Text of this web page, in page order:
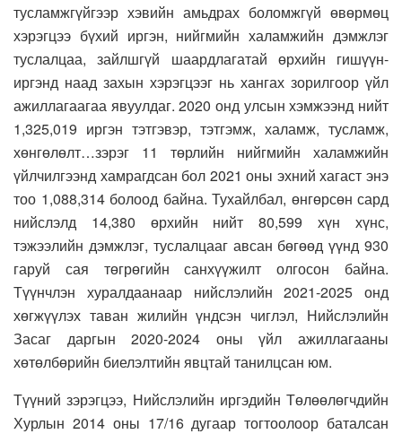
тусламжгүйгээр хэвийн амьдрах боломжгүй өвөрмөц
хэрэгцээ бүхий иргэн, нийгмийн халамжийн дэмжлэг
туслалцаа, зайлшгүй шаардлагатай өрхийн гишүүн-
иргэнд наад захын хэрэгцээг нь хангах зорилгоор үйл
ажиллагаагаа явуулдаг. 2020 онд улсын хэмжээнд нийт
1,325,019 иргэн тэтгэвэр, тэтгэмж, халамж, тусламж,
хөнгөлөлт…зэрэг 11 төрлийн нийгмийн халамжийн
үйлчилгээнд хамрагдсан бол 2021 оны эхний хагаст энэ
тоо 1,088,314 болоод байна. Тухайлбал, өнгөрсөн сард
нийслэлд 14,380 өрхийн нийт 80,599 хүн хүнс,
тэжээлийн дэмжлэг, туслалцааг авсан бөгөөд үүнд 930
гаруй сая төгрөгийн санхүүжилт олгосон байна.
Түүнчлэн хуралдаанаар нийслэлийн 2021-2025 онд
хөгжүүлэх таван жилийн үндсэн чиглэл, Нийслэлийн
Засаг даргын 2020-2024 оны үйл ажиллагааны
хөтөлбөрийн биелэлтийн явцтай танилцсан юм.
Түүний зэрэгцээ, Нийслэлийн иргэдийн Төлөөлөгчдийн
Хурлын 2014 оны 17/16 дугаар тогтоолоор баталсан